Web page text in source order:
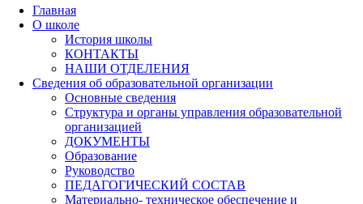
Главная
О школе
История школы
КОНТАКТЫ
НАШИ ОТДЕЛЕНИЯ
Сведения об образовательной организации
Основные сведения
Структура и органы управления образовательной
организацией
ДОКУМЕНТЫ
Образование
Руководство
ПЕДАГОГИЧЕСКИЙ СОСТАВ
Материально- техническое обеспечение и